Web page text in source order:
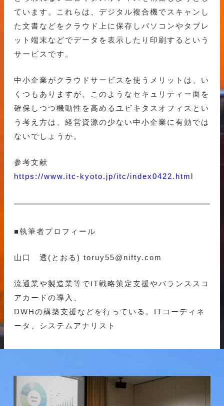
ています。これらは、デジタル複合機でスキャンし
た文書などをクラウド上に保存しパソコンやタブレ
ット端末などでデータを表示したり印刷するという
サービスです。
中小企業がクラウドサービスを使うメリットは、い
くつもありますが、このようなセキュリティー面を
確保しつつ機動性を高めるユビキタスオフィスとい
う考え方は、経営資源の少ない中小企業に有効では
ないでしょうか。
参考文献
https://www.itc-kyoto.jp/itc/index0422.html
■執筆者プロフィール
山口 透(とおる) toruy55@nifty.com
流通業や製造業等でIT戦略策定支援やバランススコ
アカードの導入、
DWHの構築支援などを行っている。ITコーディネ
ータ、システムアナリスト